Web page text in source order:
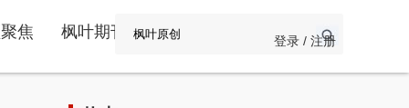
焦 枫叶期刊 登录 / 注册